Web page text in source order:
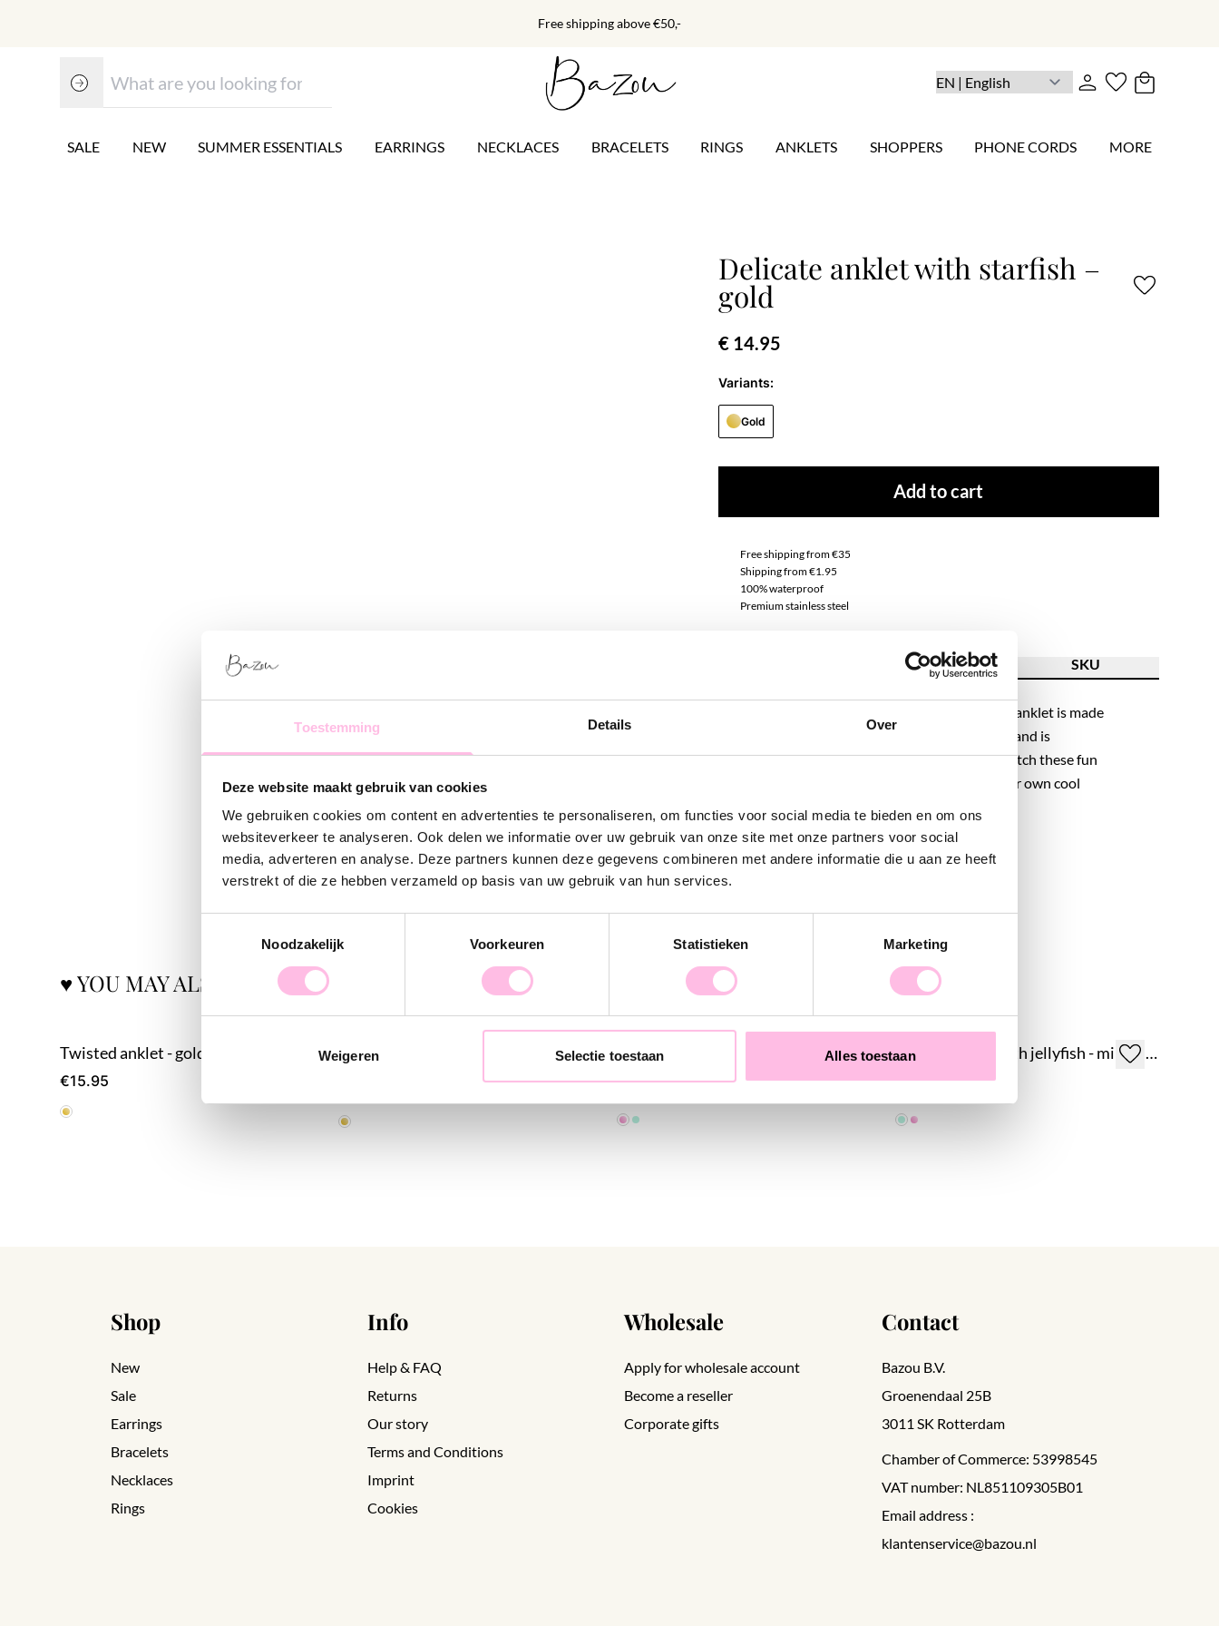
Toestemming Details Over
Deze website maakt gebruik van cookies
We gebruiken cookies om content en advertenties te personaliseren, om functies voor social media te bieden en om ons
websiteverkeer te analyseren. Ook delen we informatie over uw gebruik van onze site met onze partners voor social
media, adverteren en analyse. Deze partners kunnen deze gegevens combineren met andere informatie die u aan ze heeft
verstrekt of die ze hebben verzameld op basis van uw gebruik van hun services.
Noodzakelijk
Voorkeuren Statistieken Marketing
Weigeren Selectie toestaan Alles toestaan
Free shipping above €50,-
SALE NEW SUMMER ESSENTIALS EARRINGS NECKLACES BRACELETS RINGS ANKLETS SHOPPERS PHONE CORDS MORE
Delicate anklet with starfish –
gold
€ 14.95
Variants:
Gold
Add to cart
Free shipping from €35
Shipping from €1.95
100% waterproof
Premium stainless steel
Feature SKU
How cute are these stainless steel anklets?! The anklet is made
of delicate ball chain combined with a mini shell and is
adjustable using an extension chain. Mix and match these fun
anklets with our beaded variants and create your own cool
“anklet candy”!
♥ YOU MAY ALSO LOVE...
Twisted anklet - gold
€15.95
Fine anklet with daisy flower – gold Miyuki anklet with fish - red/pink
€16.95€9.95
Miyuki anklet with jellyfish - mint/lilac
€16.95€9.95
Shop
New
Sale
Earrings
Bracelets
Necklaces
Rings
Info
Help & FAQ
Returns
Our story
Terms and Conditions
Imprint
Cookies
Wholesale
Apply for wholesale account
Become a reseller
Corporate gifts
Contact
Bazou B.V.
Groenendaal 25B
3011 SK Rotterdam
Chamber of Commerce: 53998545
VAT number: NL851109305B01
Email address :
klantenservice@bazou.nl